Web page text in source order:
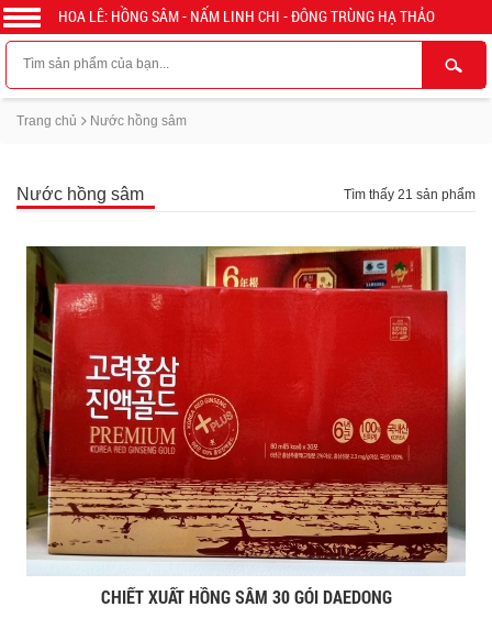
HOA LÊ: HỒNG SÂM - NẤM LINH CHI - ĐÔNG TRÙNG HẠ THẢO
Trang chủ Nước hồng sâm
Nước hồng sâm Tìm thấy 21 sản phẩm
Đặt mua
CHIẾT XUẤT HỒNG SÂM 30 GÓI DAEDONG